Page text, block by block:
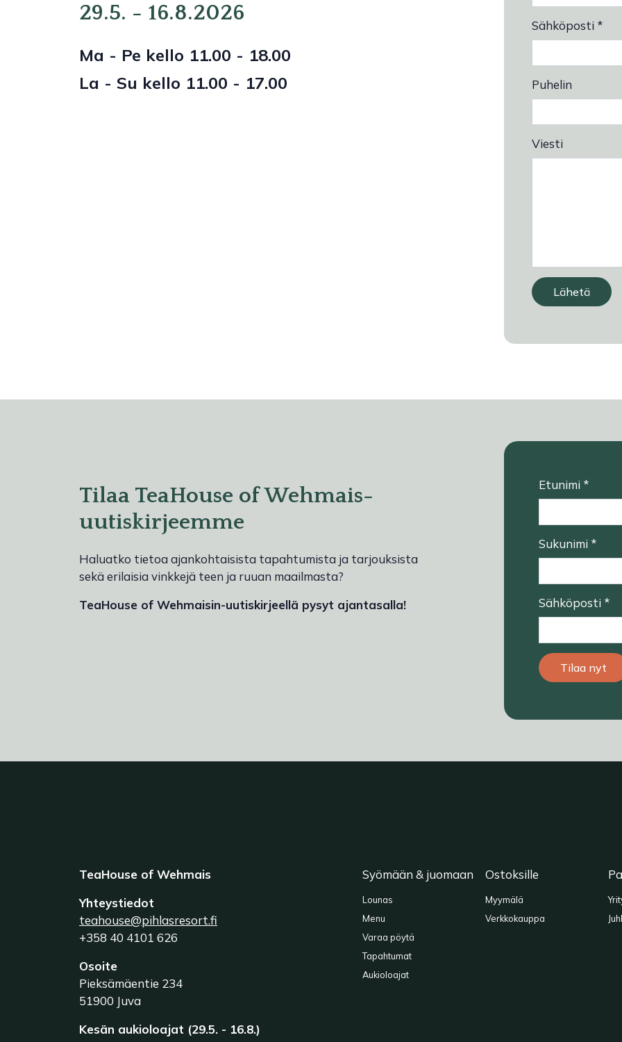
29.5. - 16.8.2026
Ma - Pe kello 11.00 - 18.00
La - Su kello 11.00 - 17.00
Sähköposti *
Puhelin
Viesti
Lähetä
Tilaa TeaHouse of Wehmais-
uutiskirjeemme
Haluatko tietoa ajankohtaisista tapahtumista ja tarjouksista
sekä erilaisia vinkkejä teen ja ruuan maailmasta?
TeaHouse of Wehmaisin-uutiskirjeellä pysyt ajantasalla!
Etunimi *
Sukunimi *
Sähköposti *
Tilaa nyt
TeaHouse of Wehmais
Yhteystiedot
teahouse@pihlasresort.fi
+358 40 4101 626
Osoite
Pieksämäentie 234
51900 Juva
Kesän aukioloajat (29.5. - 16.8.)
Syömään & juomaan
Lounas
Menu
Varaa pöytä
Tapahtumat
Aukioloajat
Ostoksille
Myymälä
Verkkokauppa